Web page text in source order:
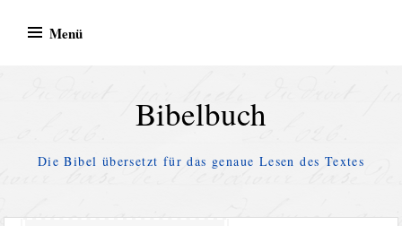
Inhalt
Menü
Bibelbuch
Die Bibel übersetzt für das genaue Lesen des Textes